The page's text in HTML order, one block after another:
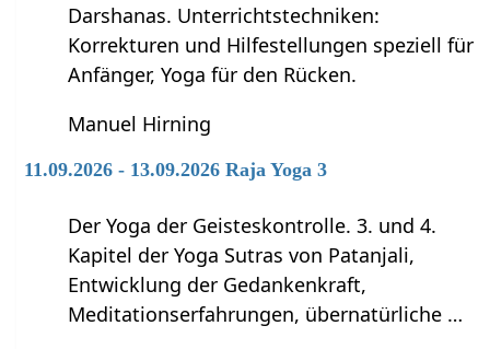
Darshanas. Unterrichtstechniken:
Korrekturen und Hilfestellungen speziell für
Anfänger, Yoga für den Rücken.
Manuel Hirning
11.09.2026 - 13.09.2026 Raja Yoga 3
Der Yoga der Geisteskontrolle. 3. und 4.
Kapitel der Yoga Sutras von Patanjali,
Entwicklung der Gedankenkraft,
Meditationserfahrungen, übernatürliche …